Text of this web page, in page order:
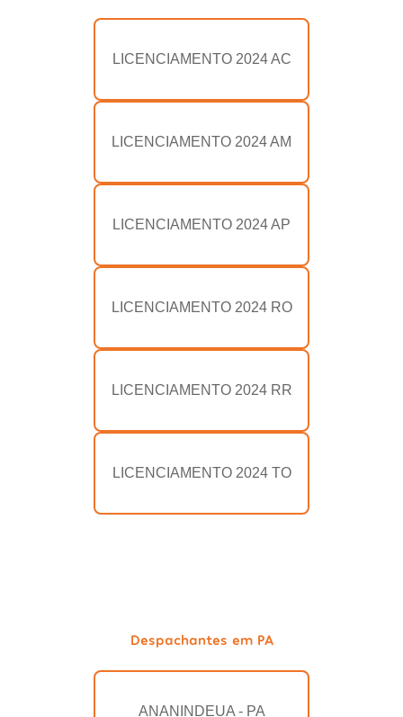
LICENCIAMENTO 2024 AC
LICENCIAMENTO 2024 AM
LICENCIAMENTO 2024 AP
LICENCIAMENTO 2024 RO
LICENCIAMENTO 2024 RR
LICENCIAMENTO 2024 TO
Despachantes em PA
ANANINDEUA - PA